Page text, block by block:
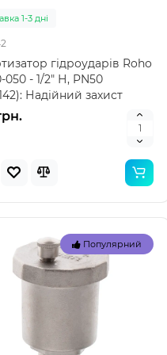
Топ
Популярний
1-3 дні
гідроударів Roho
050 - 1/2" Н, PN50
Надійний захист
системи опален..
Популярний